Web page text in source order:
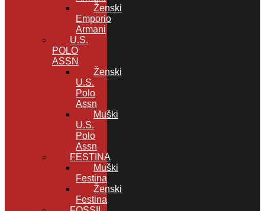
Ženski
Emporio
Armani
U.S.
POLO
ASSN
Ženski
U.S.
Polo
Assn
Muški
U.S.
Polo
Assn
FESTINA
Muški
Festina
Ženski
Festina